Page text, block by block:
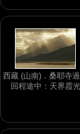
西藏 (山南)．桑耶寺
回程途中：天界霞光